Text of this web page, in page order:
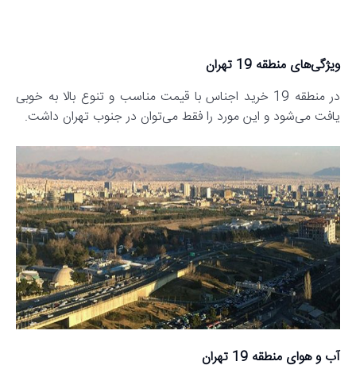
ویژگی‌های منطقه 19 تهران
در منطقه 19 خرید اجناس با قیمت مناسب و تنوع بالا به خوبی
یافت می‌شود و این مورد را فقط می‌توان در جنوب تهران داشت.
آب‌ و هوای منطقه 19 تهران